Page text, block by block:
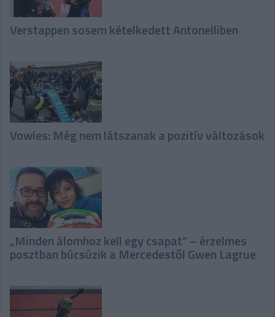
Verstappen sosem kételkedett Antonelliben
Vowles: Még nem látszanak a pozitív változások
„Minden álomhoz kell egy csapat” – érzelmes
posztban búcsúzik a Mercedestől Gwen Lagrue